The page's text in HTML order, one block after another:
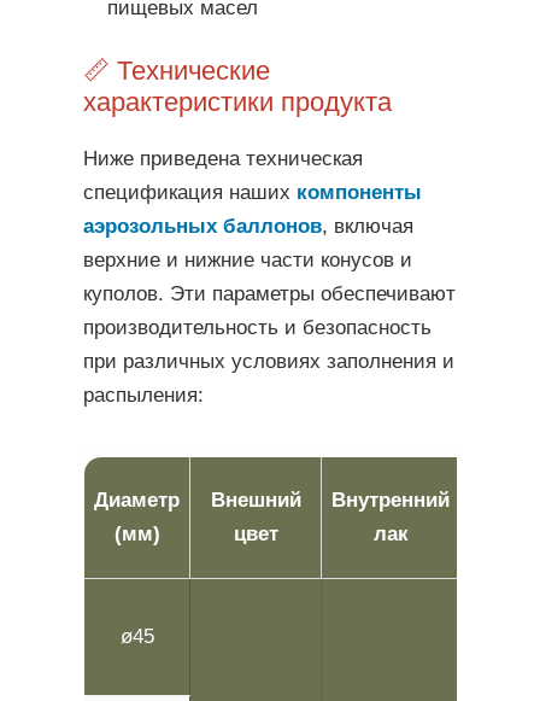
пищевых масел
📏 Технические
характеристики продукта
Ниже приведена техническая
спецификация наших компоненты
аэрозольных баллонов, включая
верхние и нижние части конусов и
куполов. Эти параметры обеспечивают
производительность и безопасность
при различных условиях заполнения и
распыления:
Диаметр
(мм)
Внешний
цвет
Внутренний
лак
ø45